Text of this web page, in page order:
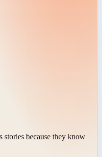
stories because they know